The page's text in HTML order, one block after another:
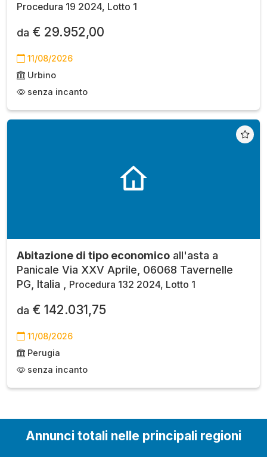
Procedura 19 2024, Lotto 1
da € 29.952,00
11/08/2026
Urbino
senza incanto
Abitazione di tipo economico all'asta a
Panicale Via XXV Aprile, 06068 Tavernelle
PG, Italia , Procedura 132 2024, Lotto 1
da € 142.031,75
11/08/2026
Perugia
senza incanto
Annunci totali nelle principali regioni